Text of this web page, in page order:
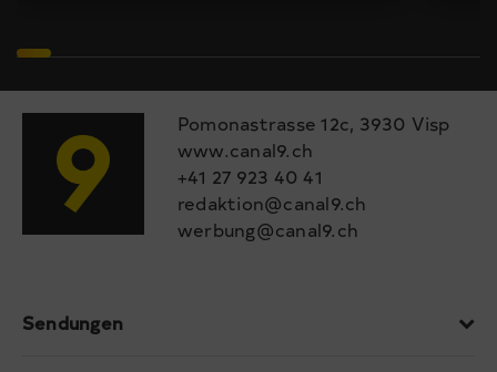
Pomonastrasse 12c, 3930 Visp
www.canal9.ch
+41 27 923 40 41
redaktion@canal9.ch
werbung@canal9.ch
Sendungen